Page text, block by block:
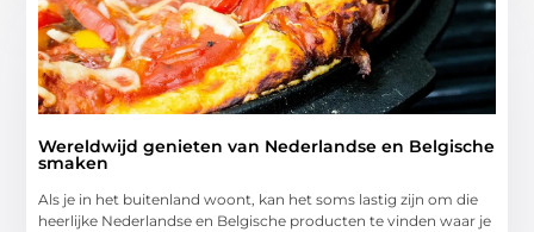
Wereldwijd genieten van Nederlandse en Belgische
smaken
Als je in het buitenland woont, kan het soms lastig zijn om die
heerlijke Nederlandse en Belgische producten te vinden waar je